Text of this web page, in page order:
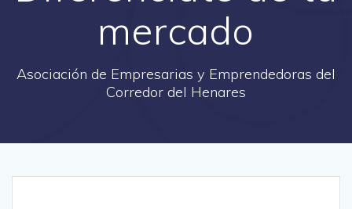
mercado
Asociación de Empresarias y Emprendedoras del
Corredor del Henares